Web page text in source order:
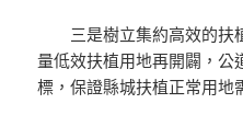
三是樹立集約高效的扶
量低效扶植用地再開闢，公
標，保證縣城扶植正常用地